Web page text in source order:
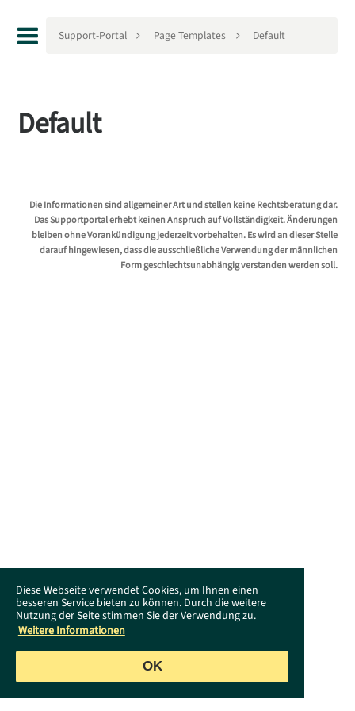
Diese Webseite verwendet Cookies, um Ihnen einen
besseren Service bieten zu können. Durch die weitere
Nutzung der Seite stimmen Sie der Verwendung zu.
Weitere Informationen
OK
Support-Portal Page Templates Default
Default
Die Informationen sind allgemeiner Art und stellen keine Rechtsberatung dar.
Das Supportportal erhebt keinen Anspruch auf Vollständigkeit. Änderungen
bleiben ohne Vorankündigung jederzeit vorbehalten. Es wird an dieser Stelle
darauf hingewiesen, dass die ausschließliche Verwendung der männlichen
Form geschlechtsunabhängig verstanden werden soll.